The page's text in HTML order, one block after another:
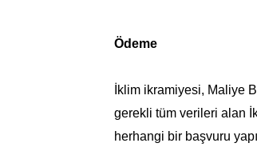
Ödeme
İklim ikramiyesi, Maliye
gerekli tüm verileri alan
herhangi bir başvuru